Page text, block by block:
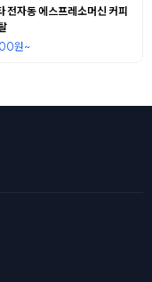
전자동 에스프레소머신 커피
원~